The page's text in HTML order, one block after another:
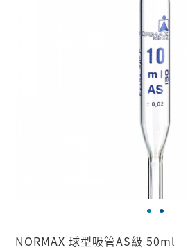
NORMAX 球型吸管AS級 50ml